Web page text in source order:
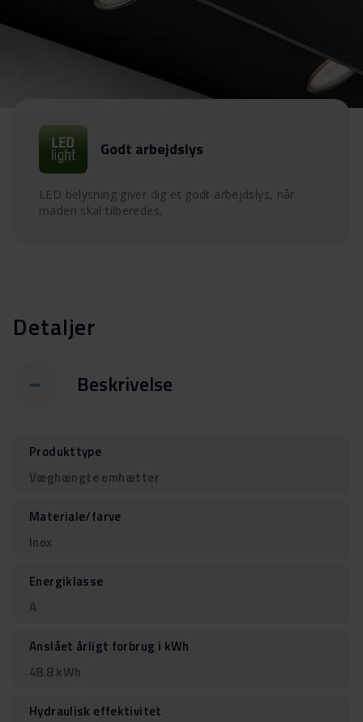
Godt arbejdslys
LED belysning giver dig et godt arbejdslys, når
maden skal tilberedes.
Detaljer
Beskrivelse
Produkttype
Væghængte emhætter
Materiale/farve
Inox
Energiklasse
A
Anslået årligt forbrug i kWh
48.8 kWh
Hydraulisk effektivitet